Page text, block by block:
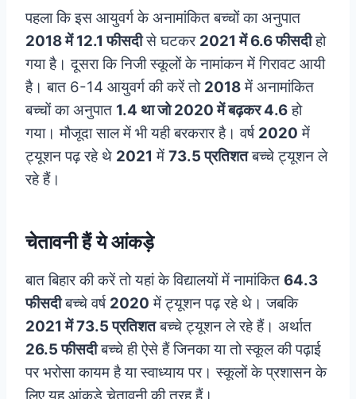
पहला कि इस आयुवर्ग के अनामांकित बच्चों का अनुपात
2018 में 12.1 फीसदीसे घटकर 2021 में 6.6 फीसदीहो
गया है। दूसरा कि निजी स्कूलों के नामांकन में गिरावट आयी
है। बात 6-14 आयुवर्ग की करें तो 2018में अनामांकित
बच्चों का अनुपात 1.4 था जो 2020 में बढ़कर 4.6हो
गया। मौजूदा साल में भी यही बरकरार है। वर्ष 2020 में
ट्यूशन पढ़ रहे थे 2021 में 73.5 प्रतिशतबच्चे ट्यूशन ले
रहे हैं।
चेतावनी हैं ये आंकड़े
बात बिहार की करें तो यहां के विद्यालयों में नामांकित 64.3
फीसदीबच्चे वर्ष 2020 में ट्यूशन पढ़ रहे थे। जबकि
2021 में 73.5 प्रतिशतबच्चे ट्यूशन ले रहे हैं। अर्थात
26.5 फीसदीबच्चे ही ऐसे हैं जिनका या तो स्कूल की पढ़ाई
पर भरोसा कायम है या स्वाध्याय पर। स्कूलों के प्रशासन के
लिए यह आंकड़े चेतावनी की तरह हैं।